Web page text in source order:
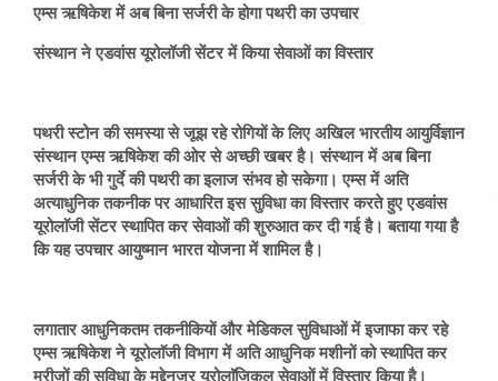
एम्स ऋषिकेश में अब बिना सर्जरी के होगा पथरी का उपचार
संस्थान ने एडवांस यूरोलॉजी सेंटर में किया सेवाओं का विस्तार
पथरी स्टोन की समस्या से जूझ रहे रोगियों के लिए अखिल भारतीय आयुर्विज्ञान
संस्थान एम्स ऋषिकेश की ओर से अच्छी खबर है। संस्थान में अब बिना
सर्जरी के भी गुर्दे की पथरी का इलाज संभव हो सकेगा। एम्स में अति
अत्याधुनिक तकनीक पर आधारित इस सुविधा का विस्तार करते हुए एडवांस
यूरोलाॅजी सेंटर स्थापित कर सेवाओं की शुरुआत कर दी गई है। बताया गया है
कि यह उपचार आयुष्मान भारत योजना में शामिल है।
लगातार आधुनिकतम तकनीकियों और मेडिकल सुविधाओं में इजाफा कर रहे
एम्स ऋषिकेश ने यूरोलाॅजी विभाग में अति आधुनिक मशीनों को स्थापित कर
मरीजों की सुविधा के मद्देनजर यूरोलाॅजिकल सेवाओं में विस्तार किया है।